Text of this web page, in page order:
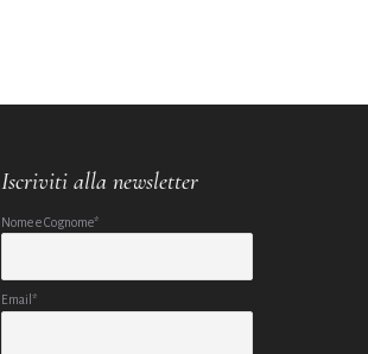
Iscriviti alla newsletter
Nome e Cognome*
Email*